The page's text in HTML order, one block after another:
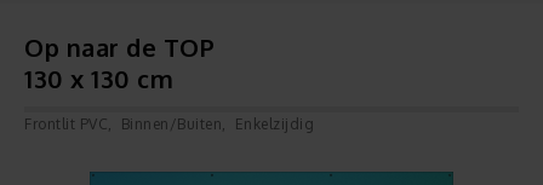
Op naar de TOP
130 x 130 cm
Frontlit PVC Binnen/Buiten Enkelzijdig